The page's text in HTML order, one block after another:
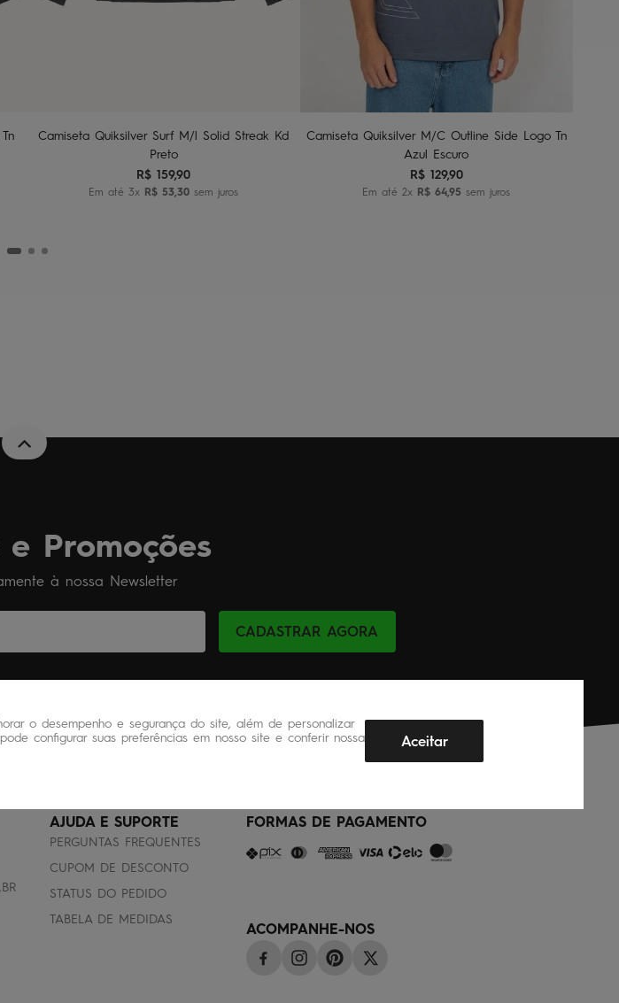
o desempenho e segurança do site, além de personalizar
configurar suas preferências em nosso site e conferir nossa
Aceitar
Camiseta Quiksilver Surf M/l Solid Streak Kd
Preto
R$ 159,90
Em até3x R$ 53,30 sem juros
10 16
Adicionar ao carrinho
Camiseta Quiksilver M/C Outline Side Logo Tn
Azul Escuro
R$ 129,90
Em até2x R$ 64,95 sem juros
Promoções
à nossa Newsletter
CADASTRAR AGORA
AJUDA E SUPORTE
PERGUNTAS FREQUENTES
CUPOM DE DESCONTO
STATUS DO PEDIDO
TABELA DE MEDIDAS
FORMAS DE PAGAMENTO
ACOMPANHE-NOS